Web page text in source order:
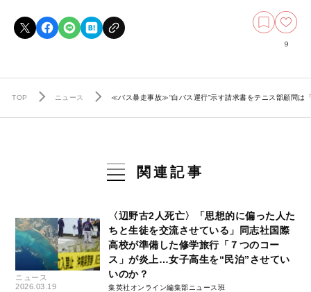
9
TOP ニュース ≪バス暴走事故≫“白バス運行”示す請求書をテニス部顧問は
関連記事
ニュース
2026.03.19
〈辺野古2人死亡〉「思想的に偏った人た
ちと生徒を交流させている」同志社国際
高校が準備した修学旅行「７つのコー
ス」が炎上…女子高生を“民泊”させてい
いのか？
集英社オンライン編集部ニュース班